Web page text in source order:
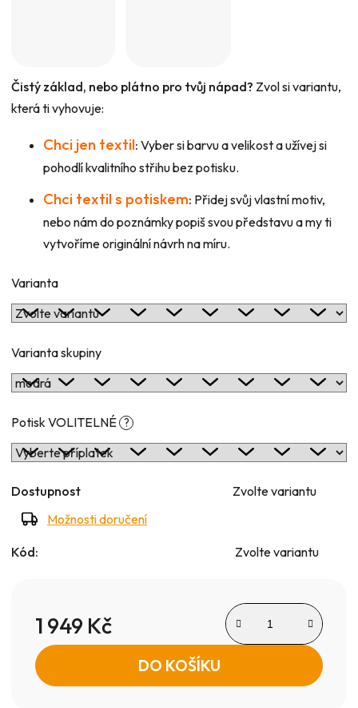
Čistý základ, nebo plátno pro tvůj nápad? Zvol si variantu,
která ti vyhovuje:
Chci jen textil: Vyber si barvu a velikost a užívej si
pohodlí kvalitního střihu bez potisku.
Chci textil s potiskem: Přidej svůj vlastní motiv,
nebo nám do poznámky popiš svou představu a my ti
vytvoříme originální návrh na míru.
Varianta
Varianta skupiny
Potisk VOLITELNÉ ?
Dostupnost
Zvolte variantu
Možnosti doručení
Kód: Zvolte variantu
1 949 Kč
Měrná cena:
DO KOŠÍKU